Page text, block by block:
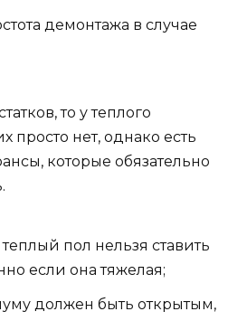
демонтажа в случае
то у теплого
просто нет, однако есть
которые обязательно
пол нельзя ставить
если она тяжелая;
должен быть открытым,